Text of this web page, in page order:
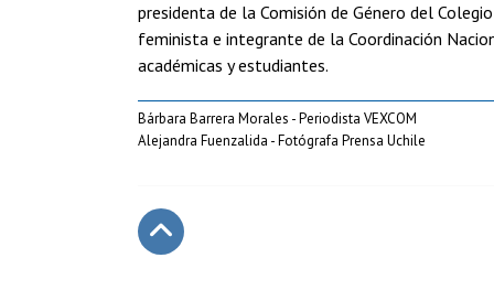
presidenta de la Comisión de Género del
feminista e integrante de la Coordinación
académicas y estudiantes.
Bárbara Barrera Morales - Periodista VEXCOM
Alejandra Fuenzalida - Fotógrafa Prensa Uchile